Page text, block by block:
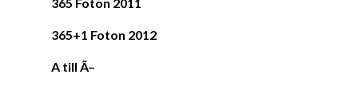
365 Foton 2011
365+1 Foton 2012
A till Ã–